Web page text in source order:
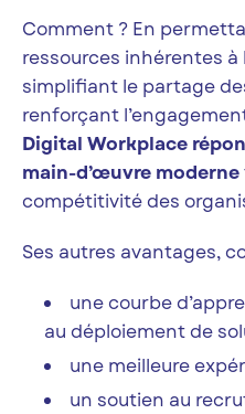
Comment ? En
ressources inhérentes à
simplifiant le partage
renforçant
Digital Workplace
main-d’œuvre moderne
compétitivité des
Ses autres avantages,
une courbe
au déploiement de
une meilleure
un soutien au